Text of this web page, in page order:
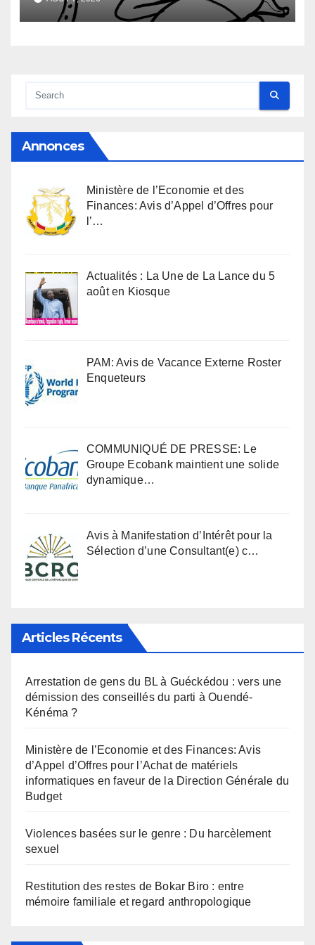
Annonces
Ministère de l’Economie et des
Finances: Avis d’Appel d’Offres pour
l’…
Actualités : La Une de La Lance du 5
août en Kiosque
PAM: Avis de Vacance Externe Roster
Enqueteurs
COMMUNIQUÉ DE PRESSE: Le
Groupe Ecobank maintient une solide
dynamique…
Avis à Manifestation d’Intérêt pour la
Sélection d’une Consultant(e) c…
Articles Récents
Arrestation de gens du BL à Guéckédou : vers une
démission des conseillés du parti à Ouendé-
Kénéma ?
Ministère de l’Economie et des Finances: Avis
d’Appel d’Offres pour l’Achat de matériels
informatiques en faveur de la Direction Générale du
Budget
Violences basées sur le genre : Du harcèlement
sexuel
Restitution des restes de Bokar Biro : entre
mémoire familiale et regard anthropologique